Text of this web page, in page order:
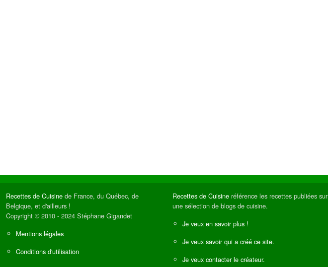
Recettes de Cuisine de France, du Québec, de
Belgique, et d'ailleurs !
Copyright © 2010 - 2024 Stéphane Gigandet
Mentions légales
Conditions d'utilisation
Recettes de Cuisine référence les recettes publiées sur
une sélection de blogs de cuisine.
Je veux en savoir plus !
Je veux savoir qui a créé ce site.
Je veux contacter le créateur.